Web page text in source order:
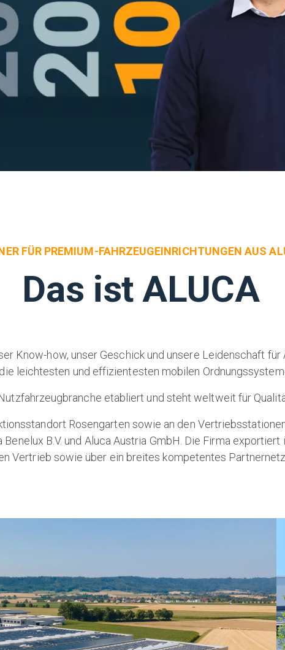
FÜR PREMIUM-FAHRZEUGEINRICHTUNGEN AUS
Das ist ALUCA
Know-how, unser Geschick und unsere Leidenschaft
leichtesten und effizientesten mobilen
etabliert und steht weltweit für
Rosengarten sowie an den
B.V. und Aluca Austria GmbH. Die Firma
Vertrieb sowie über ein breites kompetentes